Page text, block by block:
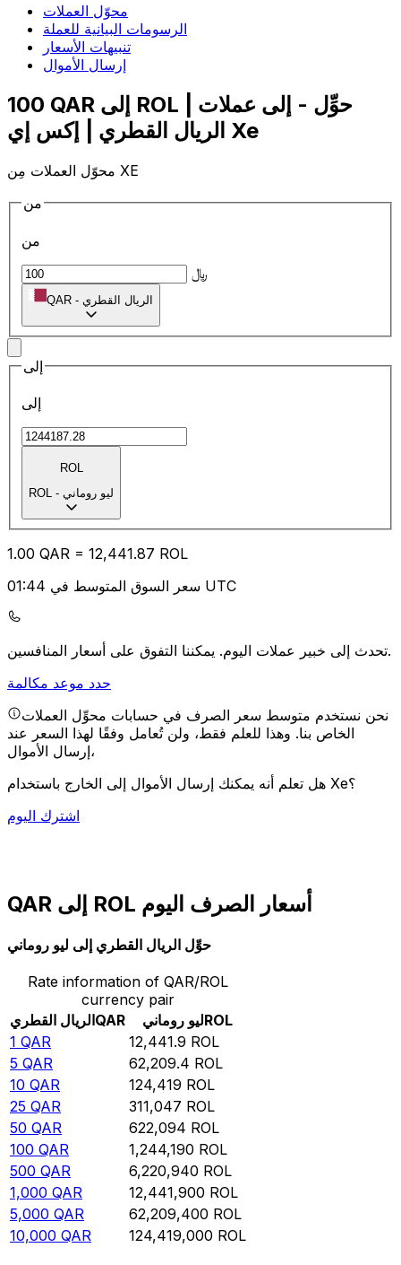
محوّل العملات
الرسومات البيانية للعملة
تنبيهات الأسعار
إرسال الأموال
100 QAR إلى ROL | حوِّل - إلى عملات
الريال القطري | إكس إي Xe
محوّل العملات مِن XE
من
من
﷼
QAR - الريال القطري
إلى
إلى
ROL
ROL - ليو روماني
1.00 QAR = 12,441.87 ROL
سعر السوق المتوسط في 01:44 UTC
تحدث إلى خبير عملات اليوم.يمكننا التفوق على أسعار المنافسين.
حدد موعد مكالمة
نحن نستخدم متوسط سعر الصرف في حسابات محوِّل العملات
الخاص بنا. وهذا للعلم فقط، ولن تُعامل وفقًا لهذا السعر عند
إرسال الأموال،
هل تعلم أنه يمكنك إرسال الأموال إلى الخارج باستخدام Xe؟
اشترك اليوم
QAR إلى ROL أسعار الصرف اليوم
حوِّل الريال القطري إلى ليو روماني
Rate information of QAR/ROL
currency pair
الريال القطريQAR ليو رومانيROL
1 QAR 12,441.9 ROL
5 QAR 62,209.4 ROL
10 QAR 124,419 ROL
25 QAR 311,047 ROL
50 QAR 622,094 ROL
100 QAR 1,244,190 ROL
500 QAR 6,220,940 ROL
1,000 QAR 12,441,900 ROL
5,000 QAR 62,209,400 ROL
10,000 QAR 124,419,000 ROL